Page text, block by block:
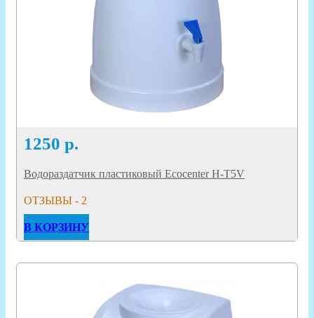
1250 р.
Водораздатчик пластиковый Ecocenter H-T5V
ОТЗЫВЫ - 2
В КОРЗИНУ